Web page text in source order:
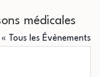
médicales
« Tous les Évènements